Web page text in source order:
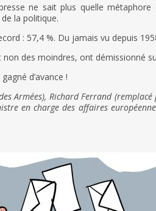
ne sait plus quelle
la politique.
: 57,4 %. Du jamais vu depuis
des moindres, ont démissionné
d’avance !
Armées), Richard Ferrand
en charge des affaires